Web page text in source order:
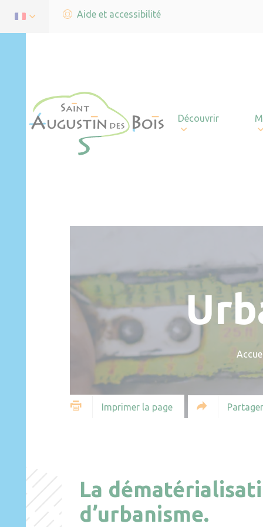
Aide et accessibilité
Découvrir
Imprimer la page
La
d’urbanisme.